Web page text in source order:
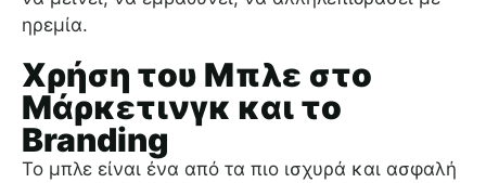
ηρεμία.
Χρήση του Μπλε στο
Μάρκετινγκ και το
Branding
Το μπλε είναι ένα από τα πιο ισχυρά και ασφαλή